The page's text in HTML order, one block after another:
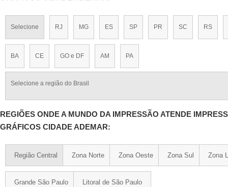
Selecione RJ MG ES SP PR SC RS
BA CE GO e DF AM PA
Selecione a região do Brasil
REGIÕES ONDE A MUNDO DA IMPRESSÃO ATENDE
GRÁFICOS CIDADE ADEMAR:
Região Central Zona Norte Zona Oeste Zona Sul Zona
Grande São Paulo Litoral de São Paulo